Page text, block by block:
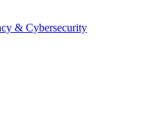
& Cybersecurity